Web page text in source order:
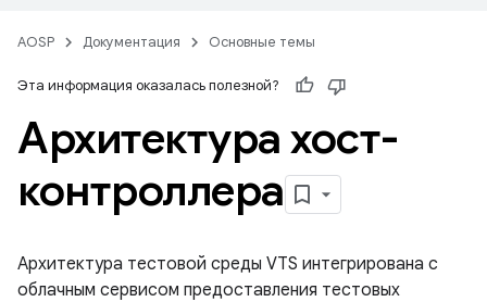
AOSP Документация Основные темы
Эта информация оказалась полезной?
Архитектура хост-
контроллера
Архитектура тестовой среды VTS интегрирована с
облачным сервисом предоставления тестовых